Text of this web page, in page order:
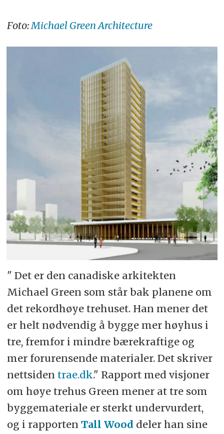
Foto:Michael Green Architecture
" Det er den canadiske arkitekten
Michael Green som står bak planene om
det rekordhøye trehuset. Han mener det
er helt nødvendig å bygge mer høyhus i
tre, fremfor i mindre bærekraftige og
mer forurensende materialer. Det skriver
nettsiden trae.dk." Rapport med visjoner
om høye trehus Green mener at tre som
byggemateriale er sterkt undervurdert,
og i rapporten Tall Wood deler han sine